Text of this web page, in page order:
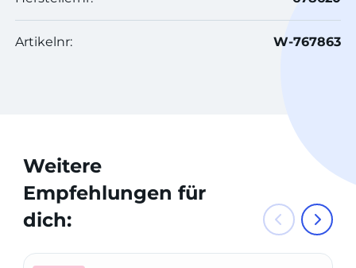
Artikelnr: W-767863
Weitere
Empfehlungen für
dich: